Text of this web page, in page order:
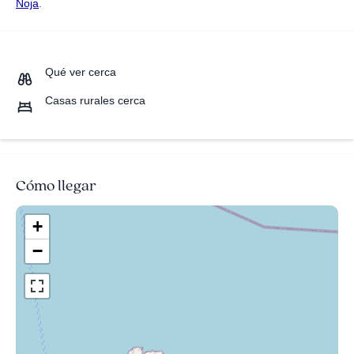
Noja
Qué ver cerca
Casas rurales cerca
Cómo llegar
+
−